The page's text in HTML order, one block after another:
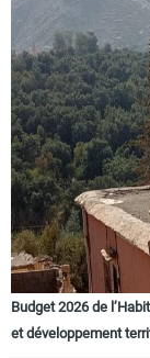
Budget 2026 de
et développement